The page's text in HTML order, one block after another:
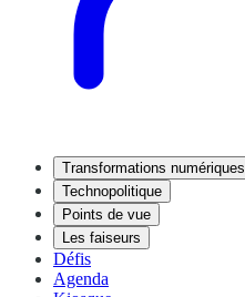
Transformations numériques
Technopolitique
Points de vue
Les faiseurs
Défis
Agenda